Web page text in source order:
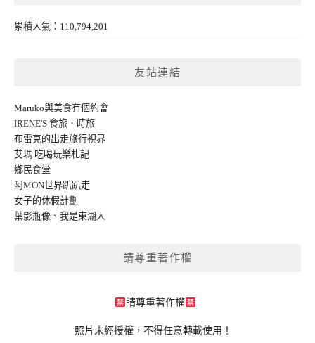
累積人氣：110,794,201
友站連結
Maruko與美食有個約會
IRENE'S 食旅．時旅
布雷克的出走旅行視界
艾瑪 吃喝玩樂札記
鄉民食堂
阿MON世界趴趴走
女子的休假計劃
葉影瓶像 、 我是東湖人
請尊重著作權
請尊重著作權
照片未經授權，不得任意轉載使用！